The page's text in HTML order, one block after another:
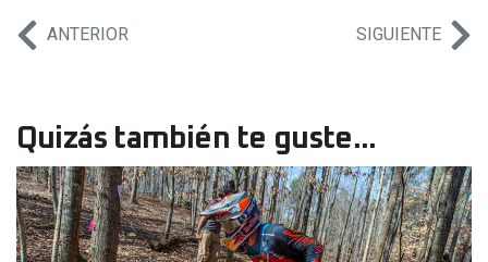
ANTERIOR SIGUIENTE
Quizás también te guste...